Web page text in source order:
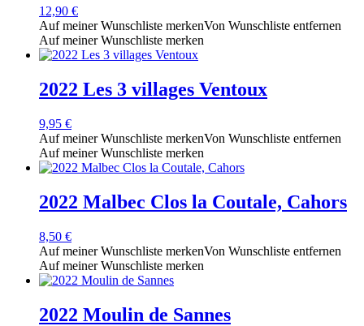
12,90 €
Auf meiner Wunschliste merkenVon Wunschliste entfernen
Auf meiner Wunschliste merken
2022 Les 3 villages Ventoux
9,95 €
Auf meiner Wunschliste merkenVon Wunschliste entfernen
Auf meiner Wunschliste merken
2022 Malbec Clos la Coutale, Cahors
8,50 €
Auf meiner Wunschliste merkenVon Wunschliste entfernen
Auf meiner Wunschliste merken
2022 Moulin de Sannes